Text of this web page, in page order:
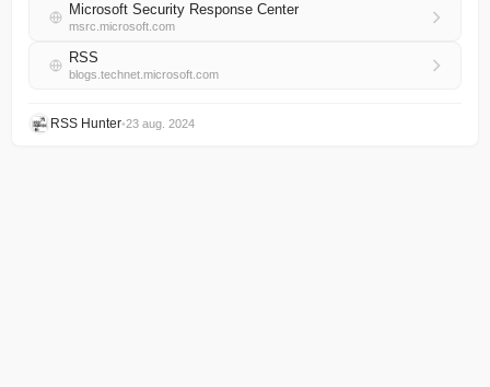
Microsoft Security Response Center
msrc.microsoft.com
RSS
blogs.technet.microsoft.com
RSS Hunter•23 aug. 2024